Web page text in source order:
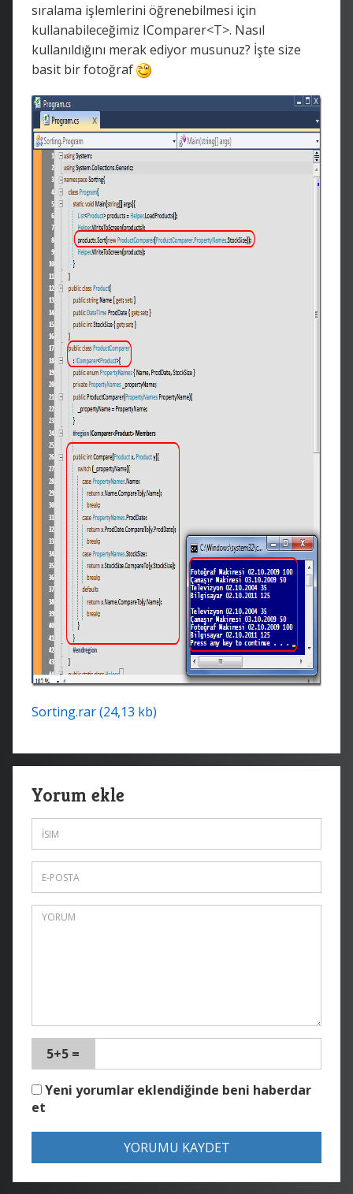
sıralama işlemlerini öğrenebilmesi için
kullanabileceğimiz IComparer<T>. Nasıl
kullanıldığını merak ediyor musunuz? İşte size
basit bir fotoğraf
Sorting.rar (24,13 kb)
Yorum ekle
5+5 =
Yeni yorumlar eklendiğinde beni haberdar
et